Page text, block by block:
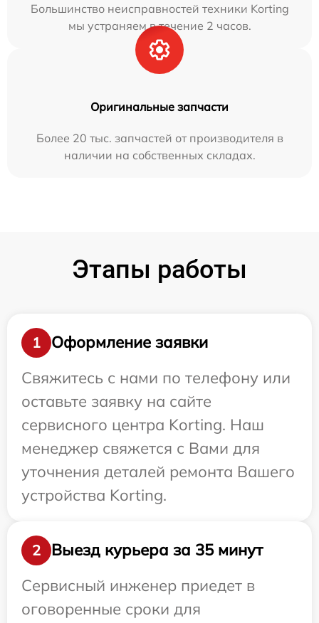
Большинство неисправностей техники Korting
мы устраняем в течение 2 часов.
Оригинальные запчасти
Более 20 тыс. запчастей от производителя в
наличии на собственных складах.
Этапы работы
1
Оформление заявки
Свяжитесь с нами по телефону или
оставьте заявку на сайте
сервисного центра Korting. Наш
менеджер свяжется с Вами для
уточнения деталей ремонта Вашего
устройства Korting.
2
Выезд курьера за 35 минут
Сервисный инженер приедет в
оговоренные сроки для